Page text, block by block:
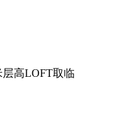
高LOFT取临